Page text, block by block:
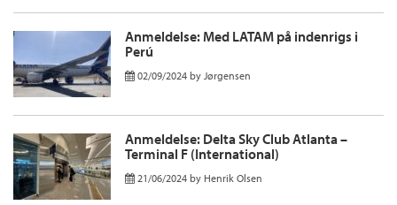
Anmeldelse: Med LATAM på indenrigs i
Perú
02/09/2024 by Jørgensen
Anmeldelse: Delta Sky Club Atlanta –
Terminal F (International)
21/06/2024 by Henrik Olsen